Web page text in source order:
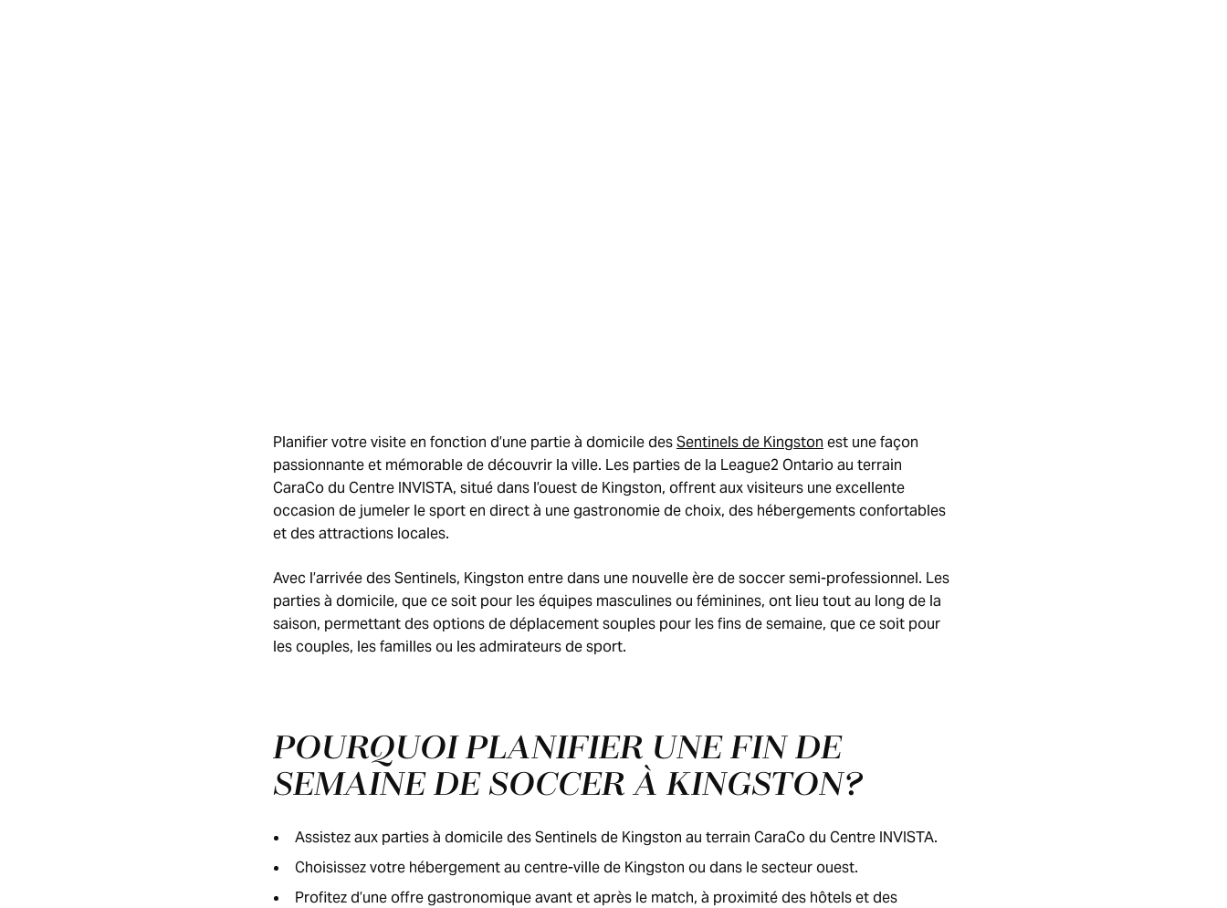
Planifier votre visite en fonction d’une partie à domicile desSentinels de Kingston est une façon
passionnante et mémorable de découvrir la ville. Les parties de la League2 Ontario au terrain
CaraCo du Centre INVISTA, situé dans l’ouest de Kingston, offrent aux visiteurs une excellente
occasion de jumeler le sport en direct à une gastronomie de choix, des hébergements confortables
et des attractions locales.
Avec l’arrivée des Sentinels, Kingston entre dans une nouvelle ère de soccer semi-professionnel. Les
parties à domicile, que ce soit pour les équipes masculines ou féminines, ont lieu tout au long de la
saison, permettant des options de déplacement souples pour les fins de semaine, que ce soit pour
les couples, les familles ou les admirateurs de sport.
POURQUOI PLANIFIER UNE FIN DE
SEMAINE DE SOCCER À KINGSTON?
Assistez aux parties à domicile des Sentinels de Kingston au terrain CaraCo du Centre INVISTA.
Choisissez votre hébergement au centre-ville de Kingston ou dans le secteur ouest.
Profitez d’une offre gastronomique avant et après le match, à proximité des hôtels et des